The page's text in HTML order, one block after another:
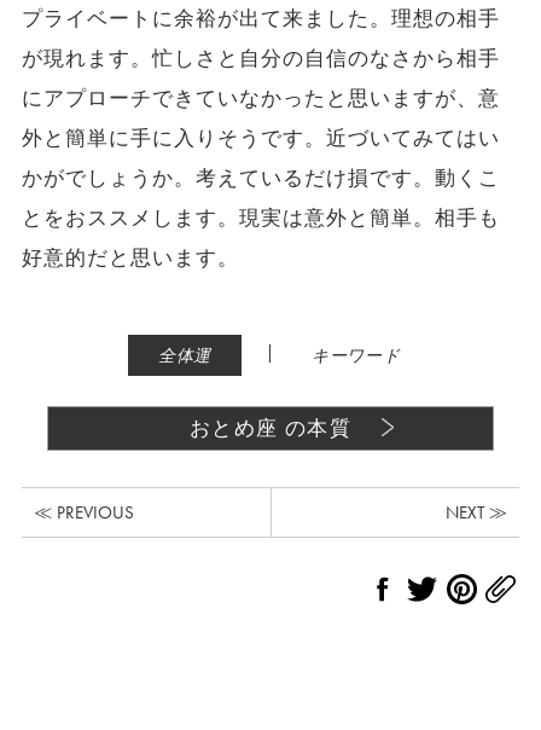
プライベートに余裕が出て来ました。理想の相手
が現れます。忙しさと自分の自信のなさから相手
にアプローチできていなかったと思いますが、意
外と簡単に手に入りそうです。近づいてみてはい
かがでしょうか。考えているだけ損です。動くこ
とをおススメします。現実は意外と簡単。相手も
好意的だと思います。
全体運 | キーワード
おとめ座 の本質
≪ PREVIOUS NEXT ≫